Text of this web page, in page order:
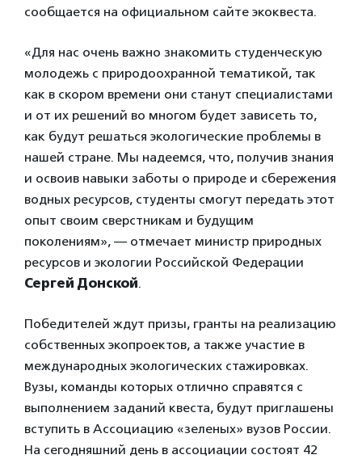
сообщается на официальном сайте экоквеста.
«Для нас очень важно знакомить студенческую
молодежь с природоохранной тематикой, так
как в скором времени они станут специалистами
и от их решений во многом будет зависеть то,
как будут решаться экологические проблемы в
нашей стране. Мы надеемся, что, получив знания
и освоив навыки заботы о природе и сбережения
водных ресурсов, студенты смогут передать этот
опыт своим сверстникам и будущим
поколениям», — отмечает министр природных
ресурсов и экологии Российской Федерации
Сергей Донской.
Победителей ждут призы, гранты на реализацию
собственных экопроектов, а также участие в
международных экологических стажировках.
Вузы, команды которых отлично справятся с
выполнением заданий квеста, будут приглашены
вступить в Ассоциацию «зеленых» вузов России.
На сегодняшний день в ассоциации состоят 42